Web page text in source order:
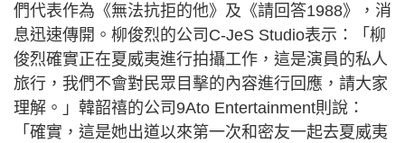
們代表作為《無法抗拒的他》及《請回答1988》，消
息迅速傳開。柳俊烈的公司C-JeS Studio表示：「柳
俊烈確實正在夏威夷進行拍攝工作，這是演員的私人
旅行，我們不會對民眾目擊的內容進行回應，請大家
理解。」韓韶禧的公司9Ato Entertainment則說：
「確實，這是她出道以來第一次和密友一起去夏威夷